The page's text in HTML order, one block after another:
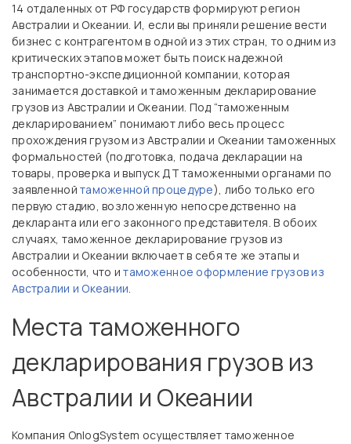
14 отдаленных от РФ государств формируют регион
Австралии и Океании. И, если вы приняли решение вести
бизнес с контрагентом в одной из этих стран, то одним из
критических этапов может быть поиск надежной
транспортно-экспедиционной компании, которая
занимается доставкой и таможенным декларирование
грузов из Австралии и Океании. Под “таможенным
декларированием” понимают либо весь процесс
прохождения грузом из Австралии и Океании таможенных
формальностей (подготовка, подача декларации на
товары, проверка и выпуск ДТ таможенными органами по
заявленнойтаможенной процедуре), либо только его
первую стадию, возложенную непосредственно на
декларанта или его законного представителя. В обоих
случаях, таможенное декларирование грузов из
Австралии и Океании включает в себя те же этапы и
особенности, что итаможенное оформление грузов из
Австралии и Океании.
Места таможенного
декларирования грузов из
Австралии и Океании
Компания OnlogSystem осуществляет таможенное